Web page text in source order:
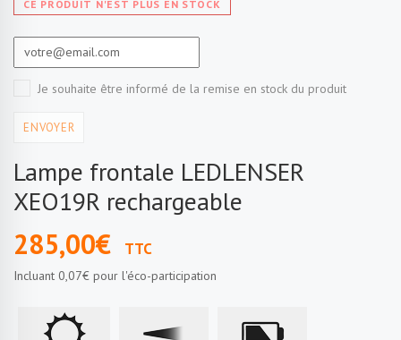
CE PRODUIT N'EST PLUS EN STOCK
Je souhaite être informé de la remise en stock du produit
ENVOYER
Lampe frontale LEDLENSER
XEO19R rechargeable
285,00€ TTC
Incluant 0,07€ pour l'éco-participation